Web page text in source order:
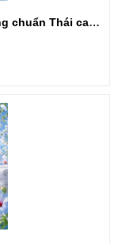
Nước xả Hygiene hương nước hoa hàng chuẩn Thái can 3L3